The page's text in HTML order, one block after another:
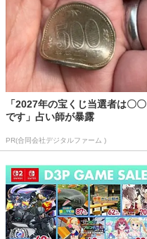
「2027年の宝くじ当選者は〇〇
です」占い師が暴露
PR(合同会社デジタルファーム )